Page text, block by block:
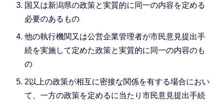
国又は新潟県の政策と実質的に同一の内容を定める
必要のあるもの
他の執行機関又は公営企業管理者が市民意見提出手
続を実施して定めた政策と実質的に同一の内容のも
の
2以上の政策が相互に密接な関係を有する場合におい
て、一方の政策を定めるに当たり市民意見提出手続